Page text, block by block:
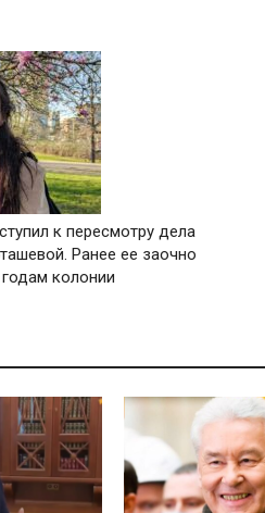
к пересмотру дела
Ранее ее заочно
колонии